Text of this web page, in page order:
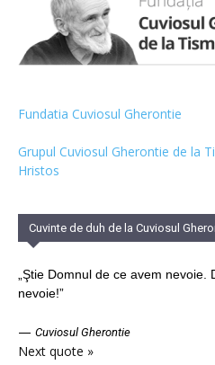
Fundatia Cuviosul Gherontie
Grupul Cuviosul Gherontie de la
Hristos
Cuvinte de duh de la Cuviosul
„Ştie Domnul de ce avem
nevoie!”
— Cuviosul Gherontie
Next quote »